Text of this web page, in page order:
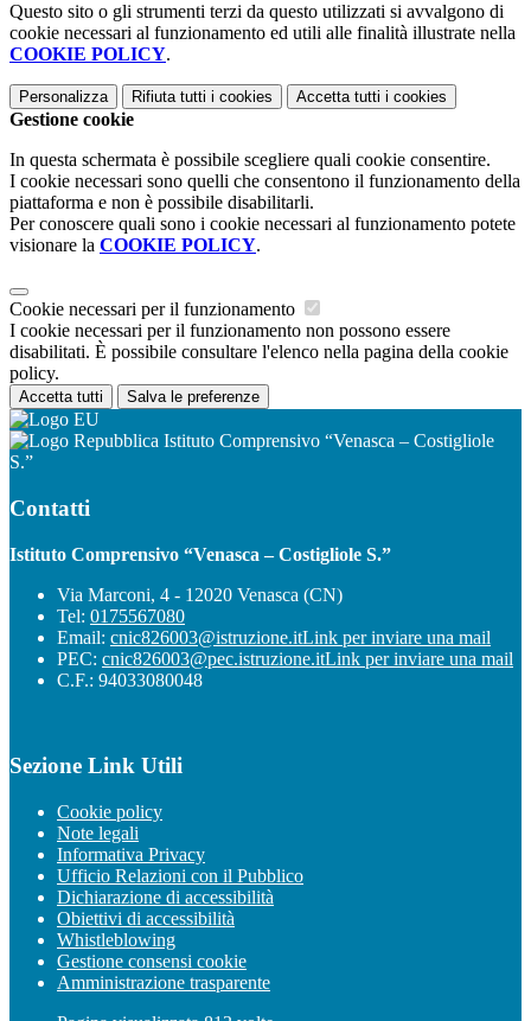
Questo sito o gli strumenti terzi da questo utilizzati si avvalgono di
cookie necessari al funzionamento ed utili alle finalità illustrate nella
COOKIE POLICY.
Personalizza Rifiuta tutti i cookies Accetta tutti i cookies
Gestione cookie
In questa schermata è possibile scegliere quali cookie consentire.
I cookie necessari sono quelli che consentono il funzionamento della
piattaforma e non è possibile disabilitarli.
Per conoscere quali sono i cookie necessari al funzionamento potete
visionare la COOKIE POLICY.
Cookie necessari per il funzionamento
I cookie necessari per il funzionamento non possono essere
disabilitati. È possibile consultare l'elenco nella pagina della cookie
policy.
Accetta tutti Salva le preferenze
Istituto Comprensivo “Venasca – Costigliole
S.”
Contatti
Istituto Comprensivo “Venasca – Costigliole S.”
Via Marconi, 4 - 12020 Venasca (CN)
Tel: 0175567080
Email: cnic826003@istruzione.itLink per inviare una mail
PEC: cnic826003@pec.istruzione.itLink per inviare una mail
C.F.: 94033080048
Sezione Link Utili
Cookie policy
Note legali
Informativa Privacy
Ufficio Relazioni con il Pubblico
Dichiarazione di accessibilità
Obiettivi di accessibilità
Whistleblowing
Gestione consensi cookie
Amministrazione trasparente